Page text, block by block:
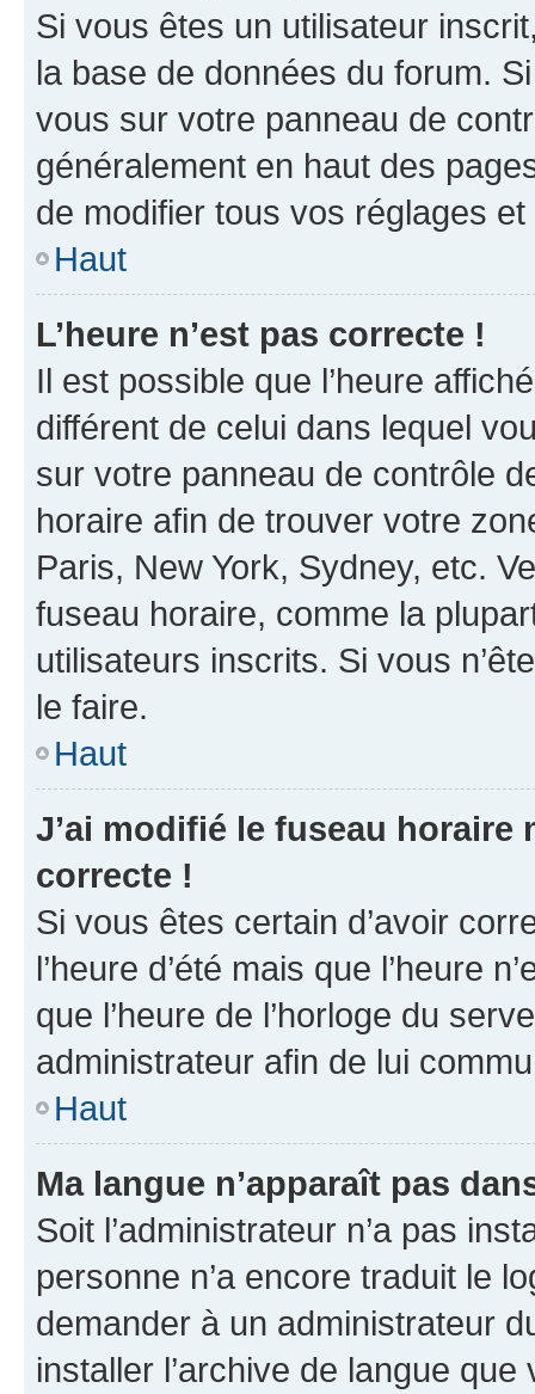
Si vous êtes un utilisateur
la base de données du forum.
vous sur votre panneau de
généralement en haut des
de modifier tous vos réglages
Haut
L’heure n’est pas correcte !
Il est possible que l’heure
différent de celui dans lequel
sur votre panneau de contrôle
horaire afin de trouver votre
Paris, New York, Sydney, etc.
fuseau horaire, comme la
utilisateurs inscrits. Si vous
le faire.
Haut
J’ai modifié le fuseau horaire
correcte !
Si vous êtes certain d’avoir
l’heure d’été mais que l’heure
que l’heure de l’horloge du
administrateur afin de lui
Haut
Ma langue n’apparaît pas
Soit l’administrateur n’a pas
personne n’a encore traduit le
demander à un administrateur
installer l’archive de langue